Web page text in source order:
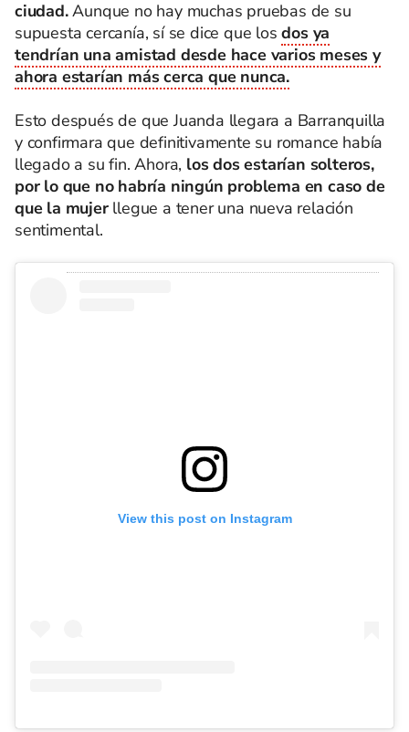
ciudad.Aunque no hay muchas pruebas de su
supuesta cercanía, sí se dice que losdos ya
tendrían una amistad desde hace varios meses y
ahora estarían más cerca que nunca.
Esto después de que Juanda llegara a Barranquilla
y confirmara que definitivamente su romance había
llegado a su fin. Ahora, los dos estarían solteros,
por lo que no habría ningún problema en caso de
que la mujerllegue a tener una nueva relación
sentimental.
View this post on Instagram